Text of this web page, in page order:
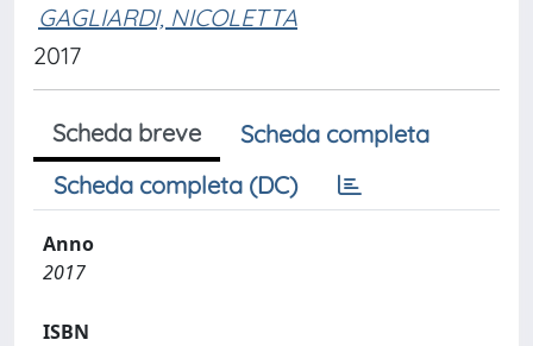
GAGLIARDI, NICOLETTA
2017
Scheda breve
Scheda completa
Scheda completa (DC)
Anno
2017
ISBN